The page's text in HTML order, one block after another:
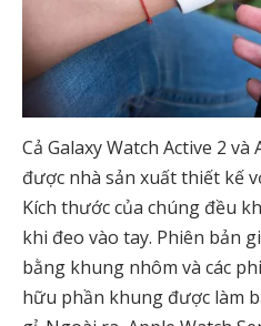
Cả Galaxy Watch Active 2
được nhà sản xuất thiết kế
Kích thước của chúng đều
khi đeo vào tay. Phiên bản
bằng khung nhôm và các
hữu phần khung được làm